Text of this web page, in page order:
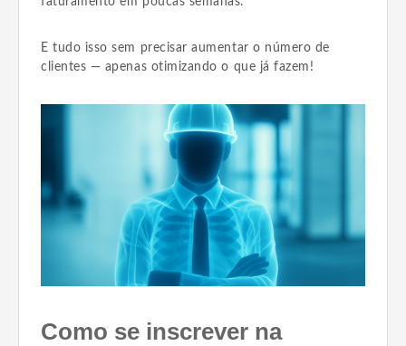
E tudo isso sem precisar aumentar o número de
clientes — apenas otimizando o que já fazem!
Como se inscrever na